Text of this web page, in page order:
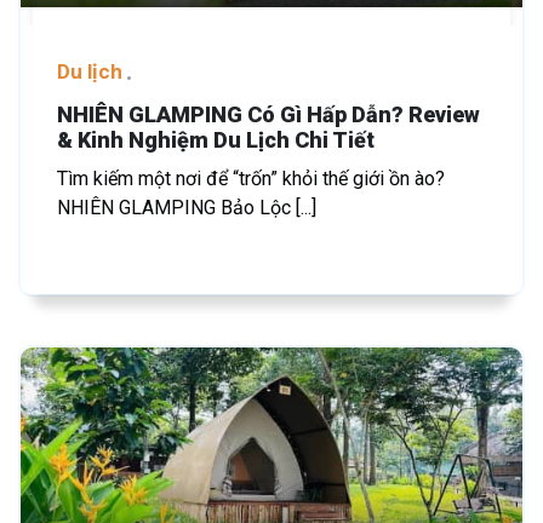
Du lịch
NHIÊN GLAMPING Có Gì Hấp Dẫn? Review
& Kinh Nghiệm Du Lịch Chi Tiết
Tìm kiếm một nơi để “trốn” khỏi thế giới ồn ào?
NHIÊN GLAMPING Bảo Lộc [...]